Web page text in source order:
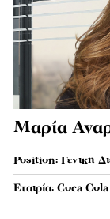
Μαρία
Position: Γενική
Εταιρία: Coca